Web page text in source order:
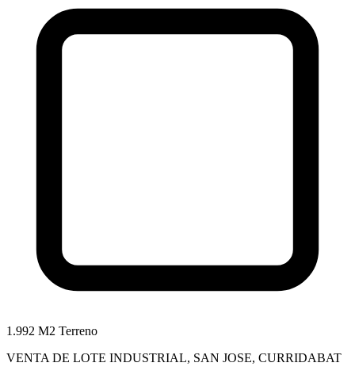
1.992 M2 Terreno
VENTA DE LOTE INDUSTRIAL, SAN JOSE, CURRIDABAT